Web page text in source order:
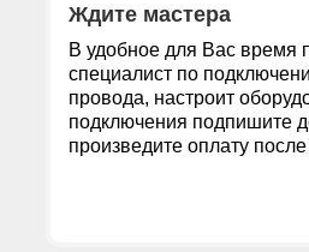
Ждите мастера
В удобное для Вас время
специалист по
провода, настроит
подключения подпишите
произведите оплату